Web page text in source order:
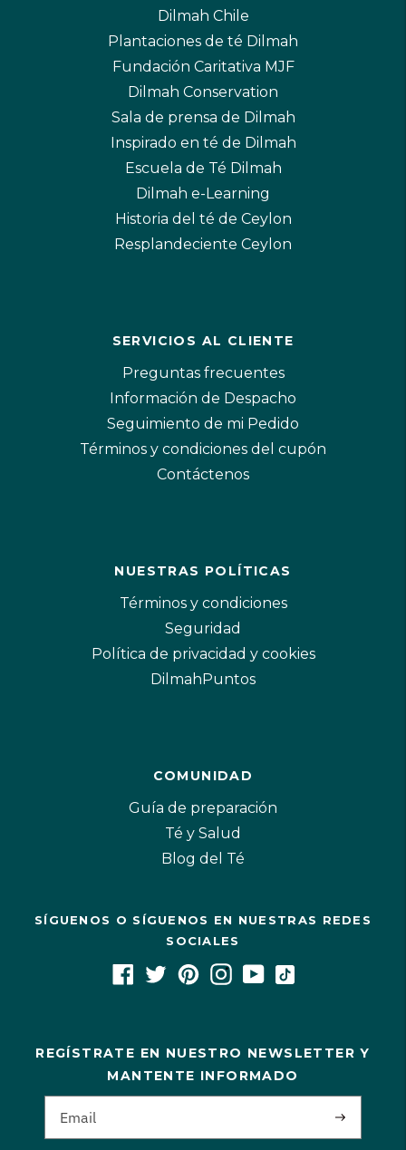
Dilmah Chile
Plantaciones de té Dilmah
Fundación Caritativa MJF
Dilmah Conservation
Sala de prensa de Dilmah
Inspirado en té de Dilmah
Escuela de Té Dilmah
Dilmah e-Learning
Historia del té de Ceylon
Resplandeciente Ceylon
SERVICIOS AL CLIENTE
Preguntas frecuentes
Información de Despacho
Seguimiento de mi Pedido
Términos y condiciones del cupón
Contáctenos
NUESTRAS POLÍTICAS
Términos y condiciones
Seguridad
Política de privacidad y cookies
DilmahPuntos
COMUNIDAD
Guía de preparación
Té y Salud
Blog del Té
SÍGUENOS O SÍGUENOS EN NUESTRAS REDES
SOCIALES
REGÍSTRATE EN NUESTRO NEWSLETTER Y
MANTENTE INFORMADO